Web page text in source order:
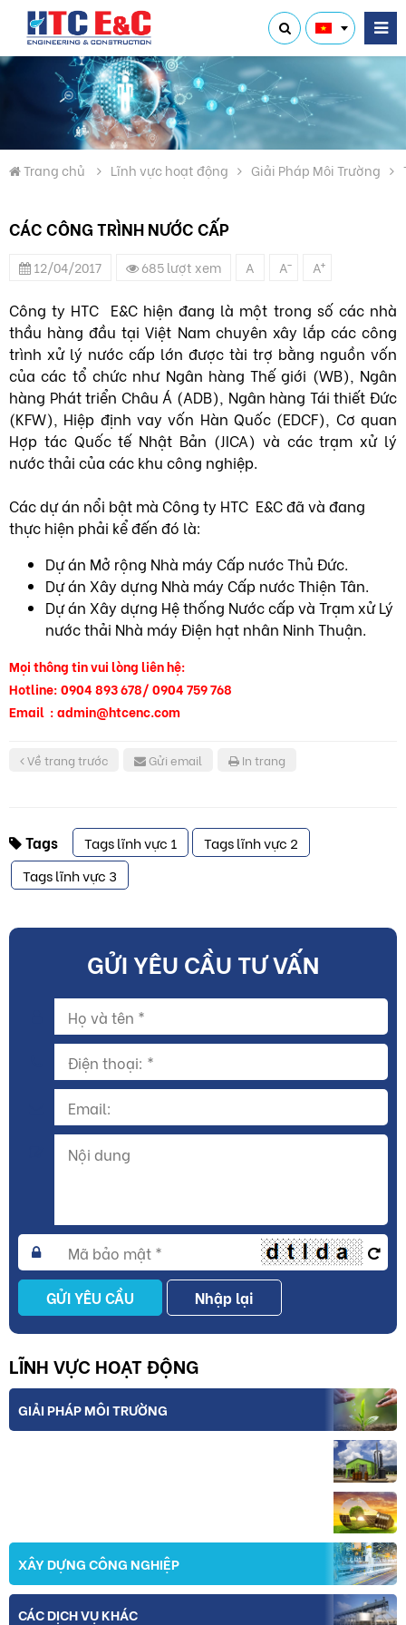
Trang chủ Lĩnh vực hoạt động Giải Pháp Môi Trường
CÁC CÔNG TRÌNH NƯỚC CẤP
12/04/2017 685 lượt xem A A- A+
Công ty HTC E&C hiện đang là một trong số các nhà
thầu hàng đầu tại Việt Nam chuyên xây lắp các công
trình xử lý nước cấp lớn được tài trợ bằng nguồn vốn
của các tổ chức như Ngân hàng Thế giới (WB), Ngân
hàng Phát triển Châu Á (ADB), Ngân hàng Tái thiết Đức
(KFW), Hiệp định vay vốn Hàn Quốc (EDCF), Cơ quan
Hợp tác Quốc tế Nhật Bản (JICA) và các trạm xử lý
nước thải của các khu công nghiệp.
Các dự án nổi bật mà Công ty HTC E&C đã và đang
thực hiện phải kể đến đó là:
Dự án Mở rộng Nhà máy Cấp nước Thủ Đức.
Dự án Xây dựng Nhà máy Cấp nước Thiện Tân.
Dự án Xây dựng Hệ thống Nước cấp và Trạm xử Lý
nước thải Nhà máy Điện hạt nhân Ninh Thuận.
Mọi thông tin vui lòng liên hệ:
Hotline: 0904 893 678/ 0904 759 768
Email : admin@htcenc.com
Về trang trước Gửi email In trang
Tags Tags lĩnh vực 1
Tags lĩnh vực 2
Tags lĩnh vực 3
GỬI YÊU CẦU TƯ VẤN
GỬI YÊU CẦU Nhập lại
LĨNH VỰC HOẠT ĐỘNG
GIẢI PHÁP MÔI TRƯỜNG
XÂY DỰNG CÔNG NGHIỆP
CÁC DỊCH VỤ KHÁC